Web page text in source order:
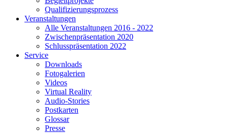
Qualifizierungsprozess
Veranstaltungen
Alle Veranstaltungen 2016 - 2022
Zwischenpräsentation 2020
Schlusspräsentation 2022
Service
Downloads
Fotogalerien
Videos
Virtual Reality
Audio-Stories
Postkarten
Glossar
Presse